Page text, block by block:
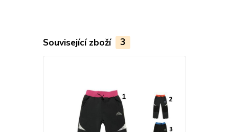
Související zboží 3